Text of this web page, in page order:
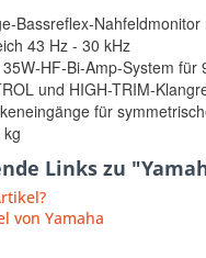
Bassreflex-
43 Hz - 30 kHz
HF-Bi-Amp-System für
und HIGH-TRIM-
für
Links zu
von Yamaha